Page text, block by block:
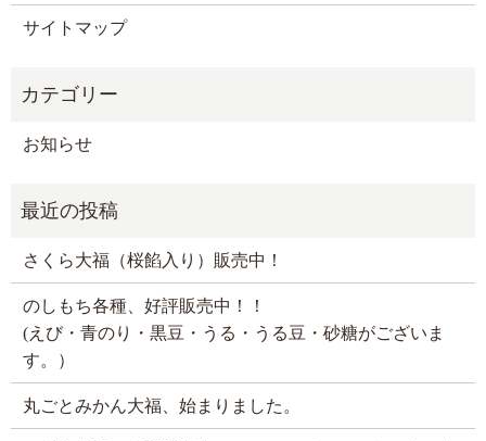
サイトマップ
お知らせ
さくら大福（桜餡入り）販売中！
のしもち各種、好評販売中！！
(えび・青のり・黒豆・うる・うる豆・砂糖がございま
す。）
丸ごとみかん大福、始まりました。